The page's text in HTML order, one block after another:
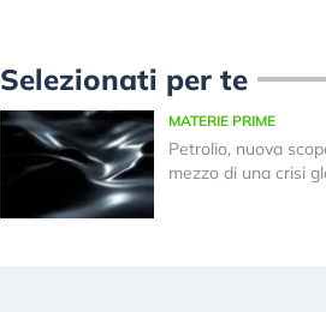
Selezionati per te
MATERIE PRIME
Petrolio, nuova
mezzo di una crisi